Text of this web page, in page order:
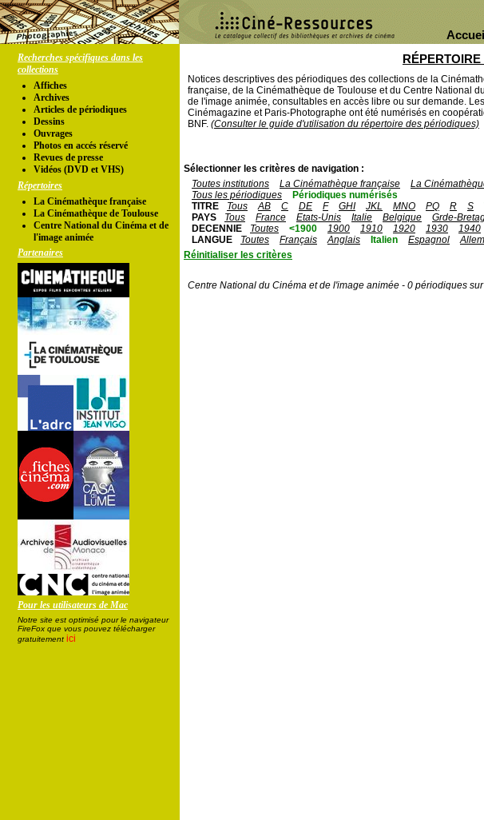
Recherches spécifiques dans les
collections
Affiches
Archives
Articles de périodiques
Dessins
Ouvrages
Photos en accés réservé
Revues de presse
Vidéos (DVD et VHS)
Répertoires
La Cinémathèque française
La Cinémathèque de Toulouse
Centre National du Cinéma et de
l'image animée
Partenaires
Pour les utilisateurs de Mac
Notre site est optimisé pour le navigateur
FireFox que vous pouvez télécharger
gratuitement ici
Notices descriptives des périodiques des collections de la
française, de la Cinémathèque de Toulouse et du Centre National
de l'image animée, consultables en accès libre ou sur demande.
Cinémagazine et Paris-Photographe ont été numérisés en
BNF. (Consulter le guide d'utilisation du répertoire des périodiques)
Sélectionner les critères de navigation :
Toutes institutions
La Cinémathèque française La
Tous les périodiques
Périodiques numérisés
TITRE
Tous AB C DE F GHI JKL MNO PQ R S
PAYS
Tous France Etats-Unis Italie Belgique Grde-
DECENNIE
Toutes <1900 1900 1910 1920 1930 1940
LANGUE
Toutes Français Anglais Italien Espagnol
Réinitialiser les critères
Centre National du Cinéma et de l'image animée - 0 périodiques